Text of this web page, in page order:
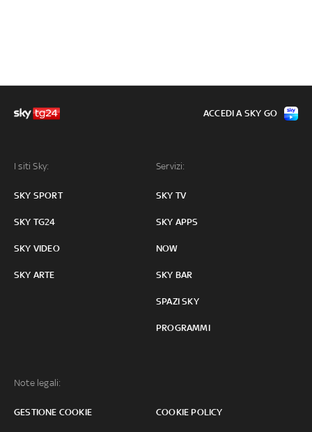
I siti Sky:
SKY SPORT
SKY TG24
SKY VIDEO
SKY ARTE
Servizi:
SKY TV
SKY APPS
NOW
SKY BAR
SPAZI SKY
PROGRAMMI
Note legali:
GESTIONE COOKIE COOKIE POLICY
ACCEDI A SKY GO